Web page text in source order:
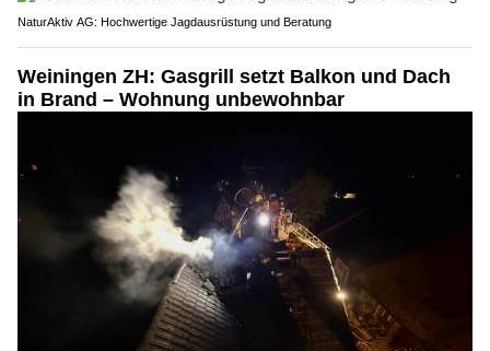
NaturAktiv AG: Hochwertige Jagdausrüstung und Beratung
Weiningen ZH: Gasgrill setzt Balkon und Dach
in Brand – Wohnung unbewohnbar